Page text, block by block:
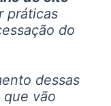
práticas
do
dessas
que vão